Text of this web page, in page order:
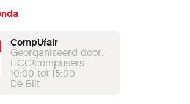
CompUfair
Georganiseerd door:
HCC!compusers
10:00 tot 15:00
De Bilt